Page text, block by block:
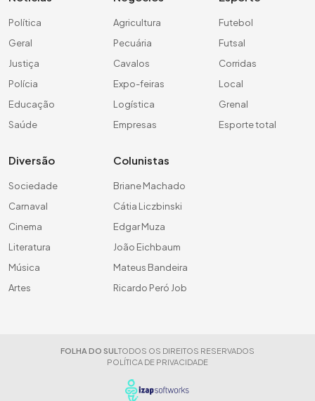
Política
Geral
Justiça
Polícia
Educação
Saúde
Agricultura
Pecuária
Cavalos
Expo-feiras
Logística
Empresas
Futebol
Futsal
Corridas
Local
Grenal
Esporte total
Diversão
Sociedade
Carnaval
Cinema
Literatura
Música
Artes
Colunistas
Briane Machado
Cátia Liczbinski
Edgar Muza
João Eichbaum
Mateus Bandeira
Ricardo Peró Job
FOLHA DO SUL TODOS OS DIREITOS RESERVADOS
POLÍTICA DE PRIVACIDADE